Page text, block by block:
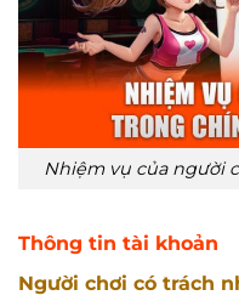
Nhiệm vụ của người
Thông tin tài khoản
Người chơi có trách